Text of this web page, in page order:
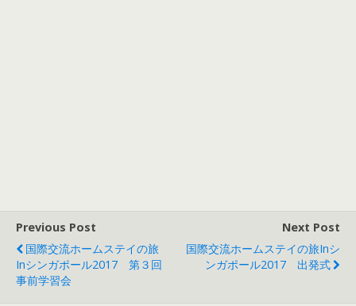
Previous Post
国際交流ホームステイの旅
Inシンガポール2017 第３回
事前学習会
Next Post
国際交流ホームステイの旅inシ
ンガポール2017 出発式